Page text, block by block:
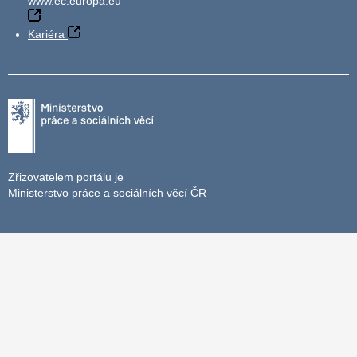
Kariéra
Zřizovatelem portálu je
Ministerstvo práce a sociálních věcí ČR